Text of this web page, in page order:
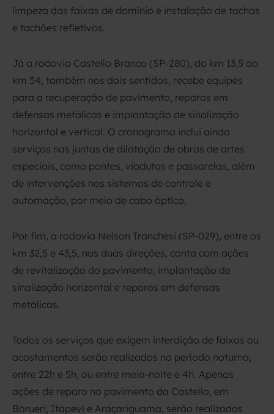
limpeza das faixas de domínio e instalação de tachas
e tachões refletivos.
Já a rodovia Castello Branco (SP-280), do km 13,5 ao
km 54, também nos dois sentidos, recebe equipes
para a recuperação de pavimento, reparos em
defensas metálicas e implantação de sinalização
horizontal e vertical. O cronograma inclui ainda
serviços nas juntas de dilatação de obras de artes
especiais, como pontes, viadutos e passarelas, além
de intervenções nos sistemas de controle e
automação, por meio de cabo óptico.
Por fim, a rodovia Nelson Tranchesi (SP-029), entre os
km 32,5 e 43,5, nas duas direções, conta com ações
de revitalização do pavimento, implantação de
sinalização horizontal e reparos em defensas
metálicas.
Todos os serviços que exigem interdição de faixas ou
acostamentos serão realizados no período noturno,
entre 22h e 5h, ou entre meia-noite e 4h. Apenas
ações de reparo no pavimento da Castello, em
Barueri, Itapevi e Araçariguama, serão realizadas